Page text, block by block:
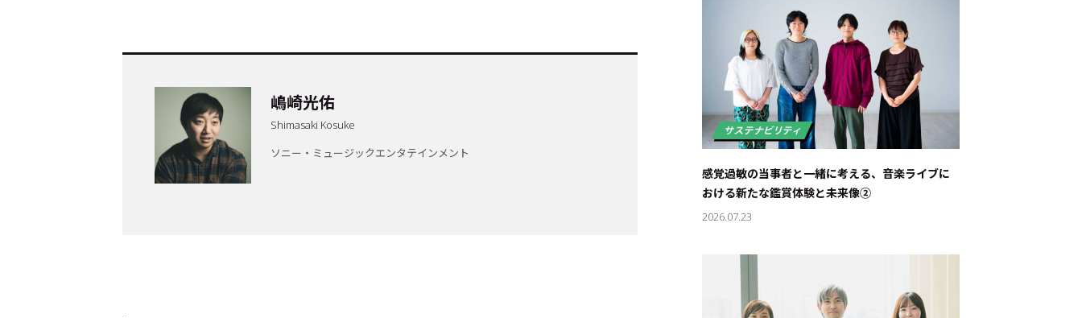
嶋崎光佑
Shimasaki Kosuke
ソニー・ミュージックエンタテインメント
感覚過敏の当事者と一緒に考える、音楽ライブに
おける新たな鑑賞体験と未来像②
2026.07.23